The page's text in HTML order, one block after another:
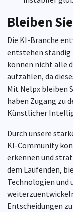
Bleiben
Die KI-Branche
entstehen ständig
können nicht alle
aufzählen, da
Mit Nelpx bleiben
haben Zugang zu
Künstlicher
Durch unsere
KI-Community
erkennen und
dem Laufenden,
Technologien und
Entscheidungen